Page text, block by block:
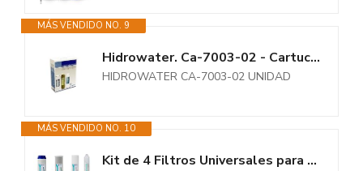
MÁS VENDIDO NO. 9
Hidrowater. Ca-7003-02 - Cartucho osmosis sedimentos hidrowater nereo kit3...
HIDROWATER CA-7003-02 UNIDAD
MÁS VENDIDO NO. 10
Kit de 4 Filtros Universales para Osmosis Inversa - Incluye Membrana para...